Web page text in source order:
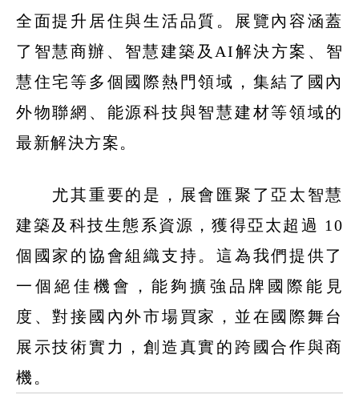
全面提升居住與生活品質。展覽內容涵蓋
了智慧商辦、智慧建築及 AI解決方案、智
慧住宅等多個國際熱門領域，集結了國內
外物聯網、能源科技與智慧建材等領域的
最新解決方案。
尤其重要的是，展會匯聚了亞太智慧
建築及科技生態系資源，獲得亞太超過 10
個國家的協會組織支持。這為我們提供了
一個絕佳機會，能夠擴強品牌國際能見
度、對接國內外市場買家，並在國際舞台
展示技術實力，創造真實的跨國合作與商
機。
確認